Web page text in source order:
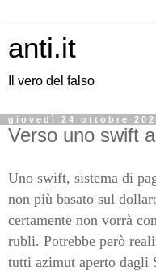
anti.it
Il vero del falso
giovedì 24 ottobre
Verso uno swift
Uno swift, sistema di
non più basato sul
certamente non vorrà
rubli. Potrebbe però
tutti azimut aperto dagli